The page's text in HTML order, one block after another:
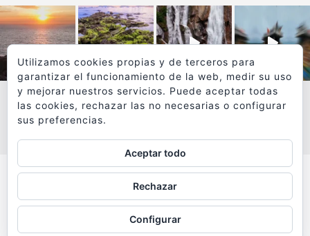
VER MÁS
Todos los textos y fotografías de
www.viajesyfotografia.comson propiedad de su autor
y están protegidos por © Copyright
Utilizamos cookies propias y de terceros para
garantizar el funcionamiento de la web, medir su uso
y mejorar nuestros servicios. Puede aceptar todas
las cookies, rechazar las no necesarias o configurar
sus preferencias.
Aceptar todo
Rechazar
Configurar